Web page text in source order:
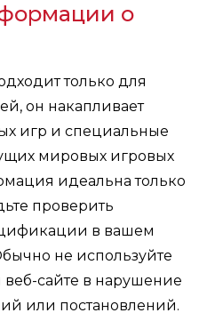
о
только для
он накапливает
игр и специальные
мировых игровых
идеальна только
проверить
в вашем
не используйте
сайте в нарушение
или постановлений.